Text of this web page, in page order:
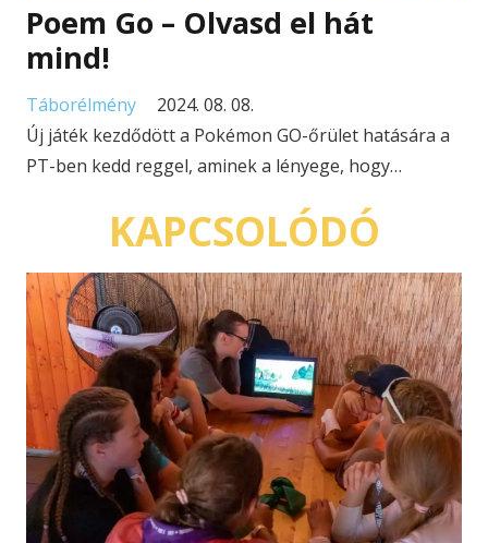
Poem Go – Olvasd el hát
mind!
Táborélmény
2024. 08. 08.
Új játék kezdődött a Pokémon GO-őrület hatására a
PT-ben kedd reggel, aminek a lényege, hogy…
KAPCSOLÓDÓ